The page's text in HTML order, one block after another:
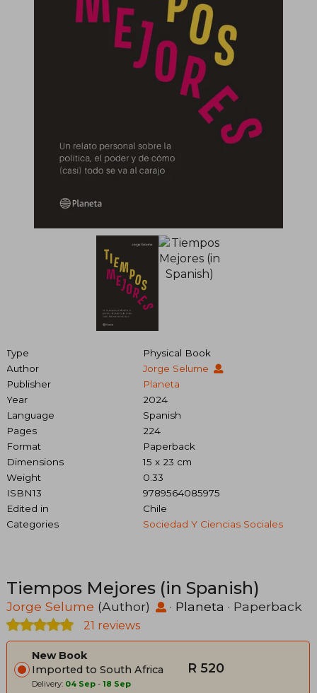
Type
Physical Book
Author
Jorge Selume
Publisher
Planeta
Year
2024
Language
Spanish
Pages
224
Format
Paperback
Dimensions
15 x 23 cm
Weight
0.33
ISBN13
9789564085975
Edited in
Chile
Categories
Sociedad Y Ciencias Sociales
Tiempos Mejores (in Spanish)
Jorge Selume (Author) · Planeta · Paperback
21 reviews
New Book
Imported to South Africa
Delivery: 04 Sep - 18 Sep
R 520